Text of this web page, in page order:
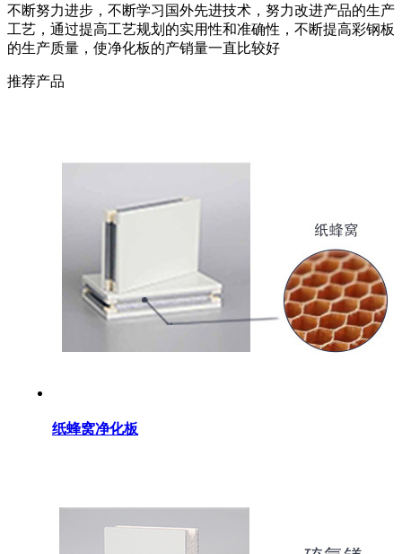
不断努力进步，不断学习国外先进技术，努力改进产品的生产
工艺，通过提高工艺规划的实用性和准确性，不断提高彩钢板
的生产质量，使净化板的产销量一直比较好
推荐产品
纸蜂窝净化板